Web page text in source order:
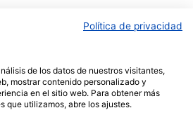
Política de privacidad
de los datos de nuestros visitantes,
mostrar contenido personalizado y
en el sitio web. Para obtener más
que utilizamos, abre los ajustes.